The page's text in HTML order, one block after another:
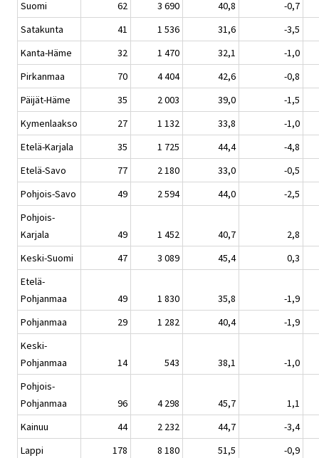
Suomi
62 3 690 40,8
-0,7
Satakunta
41 1 536 31,6
-3,5
Kanta-Häme
32 1 470 32,1
-1,0
Pirkanmaa
70 4 404 42,6
-0,8
Päijät-Häme
35 2 003 39,0
-1,5
Kymenlaakso
27 1 132 33,8
-1,0
Etelä-Karjala
35 1 725 44,4
-4,8
Etelä-Savo
77 2 180 33,0
-0,5
Pohjois-Savo
49 2 594 44,0
-2,5
Pohjois-
Karjala
49 1 452 40,7
2,8
Keski-Suomi
47 3 089 45,4
0,3
Etelä-
Pohjanmaa
49 1 830 35,8
-1,9
Pohjanmaa
29 1 282 40,4
-1,9
Keski-
Pohjanmaa
14 543 38,1
-1,0
Pohjois-
Pohjanmaa
96 4 298 45,7
1,1
Kainuu
44 2 232 44,7
-3,4
Lappi
178 8 180 51,5
-0,9